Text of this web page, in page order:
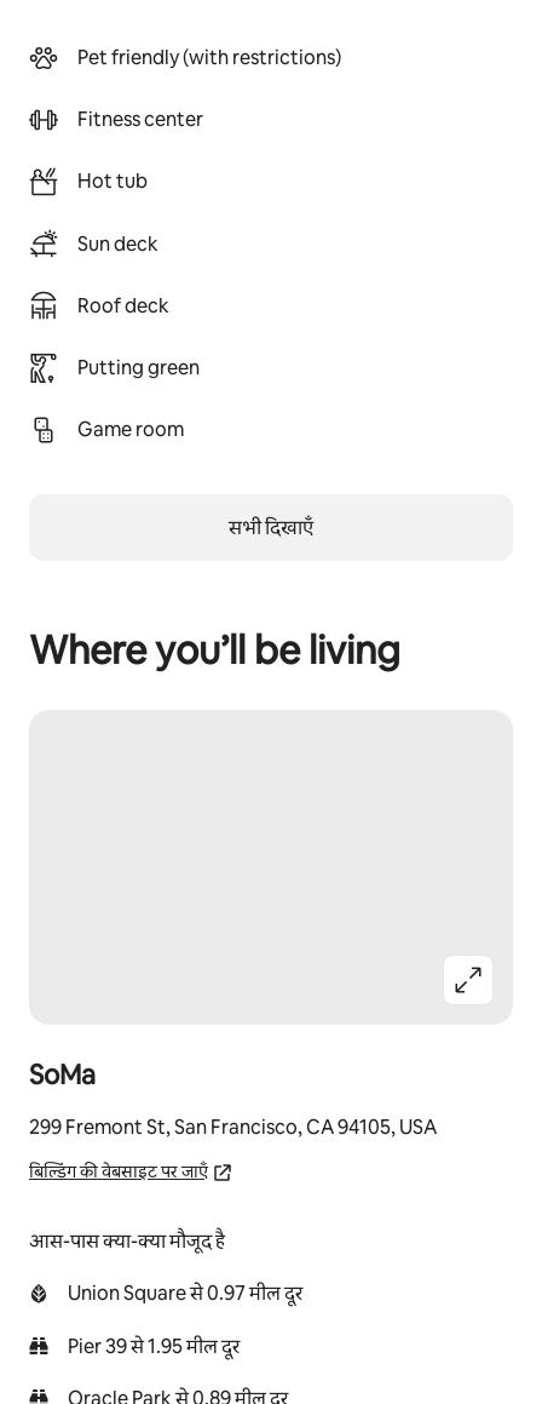
Pet friendly (with restrictions)
Fitness center
Hot tub
Sun deck
Roof deck
Putting green
Game room
सभी दिखाएँ
Where you’ll be living
SoMa
299 Fremont St, San Francisco, CA 94105, USA
बिल्डिंग की वेबसाइट पर जाएँ
आस-पास क्या-क्या मौजूद है
Union Square से 0.97 मील दूर
Pier 39 से 1.95 मील दूर
Oracle Park से 0.89 मील दूर